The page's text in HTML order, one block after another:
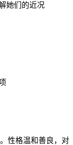
她们的近况
性格温和善良，对